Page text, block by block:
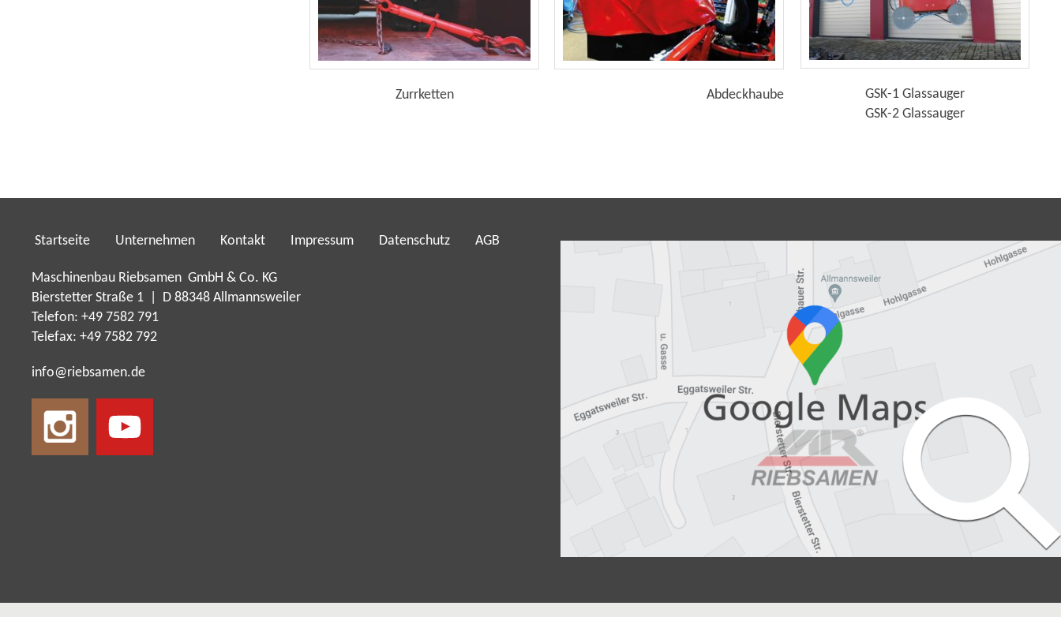
Zurrketten Abdeckhaube
GSK-1 Glassauger
GSK-2 Glassauger
Startseite Unternehmen Kontakt Impressum Datenschutz AGB
Maschinenbau Riebsamen GmbH & Co. KG
Bierstetter Straße 1 | D 88348 Allmannsweiler
Telefon: +49 7582 791
Telefax: +49 7582 792
nf r bs m n d